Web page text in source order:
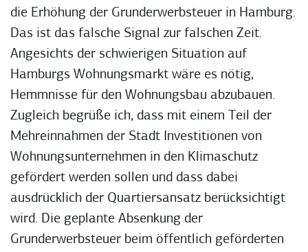
die Erhöhung der Grunderwerbsteuer in Hamburg.
Das ist das falsche Signal zur falschen Zeit.
Angesichts der schwierigen Situation auf
Hamburgs Wohnungsmarkt wäre es nötig,
Hemmnisse für den Wohnungsbau abzubauen.
Zugleich begrüße ich, dass mit einem Teil der
Mehreinnahmen der Stadt Investitionen von
Wohnungsunternehmen in den Klimaschutz
gefördert werden sollen und dass dabei
ausdrücklich der Quartiersansatz berücksichtigt
wird. Die geplante Absenkung der
Grunderwerbsteuer beim öffentlich geförderten